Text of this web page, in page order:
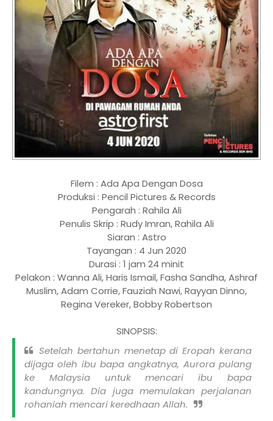
Filem : Ada Apa Dengan Dosa
Produksi : Pencil Pictures & Records
Pengarah : Rahila Ali
Penulis Skrip : Rudy Imran, Rahila Ali
Siaran : Astro
Tayangan : 4 Jun 2020
Durasi : 1 jam 24 minit
Pelakon : Wanna Ali, Haris Ismail, Fasha Sandha, Ashraf
Muslim, Adam Corrie, Fauziah Nawi, Rayyan Dinno,
Regina Vereker, Bobby Robertson
SINOPSIS:
Setelah bertahun menetap di Eropah kerana
dijaga oleh ibu bapa angkatnya, Aurora pulang
ke Malaysia untuk mencari ibu bapa
kandungnya. Dia juga memulakan perjalanan
rohaniah mencari keredhaan Allah.